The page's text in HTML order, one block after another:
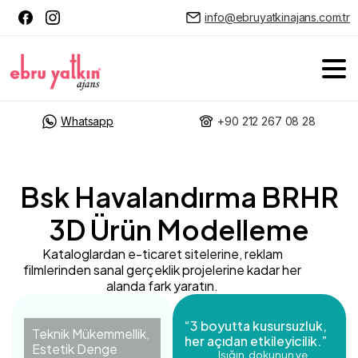
info@ebruyatkinajans.com.tr
Whatsapp +90 212 267 08 28
Bsk Havalandırma BRHR
3D Ürün Modelleme
Kataloglardan e-ticaret sitelerine, reklam
filmlerinden sanal gerçeklik projelerine kadar her
alanda fark yaratın.
Teknik Mükemmellik,
Estetik Denge
“3 boyutta kusursuzluk,
her açıdan etkileyicilik.”
Işığın, dokunun ve